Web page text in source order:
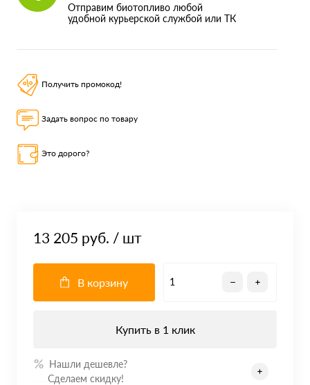
Отправим биотопливо любой
удобной курьерской службой или ТК
Получить промокод!
Задать вопрос по товару
Это дорого?
13 205 руб. / шт
В корзину
Купить в 1 клик
Нашли дешевле?
Сделаем скидку!